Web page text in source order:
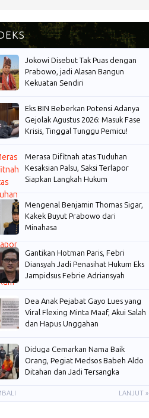
Jokowi Disebut Tak Puas dengan
Prabowo, jadi Alasan Bangun
Kekuatan Sendiri
Eks BIN Beberkan Potensi Adanya
Gejolak Agustus 2026: Masuk Fase
Krisis, Tinggal Tunggu Pemicu!
Merasa Difitnah atas Tuduhan
Kesaksian Palsu, Saksi Terlapor
Siapkan Langkah Hukum
Mengenal Benjamin Thomas Sigar,
Kakek Buyut Prabowo dari
Minahasa
Gantikan Hotman Paris, Febri
Diansyah Jadi Penasihat Hukum Eks
Jampidsus Febrie Adriansyah
Dea Anak Pejabat Gayo Lues yang
Viral Flexing Minta Maaf, Akui Salah
dan Hapus Unggahan
Diduga Cemarkan Nama Baik
Orang, Pegiat Medsos Babeh Aldo
Ditahan dan Jadi Tersangka
LANJUT »